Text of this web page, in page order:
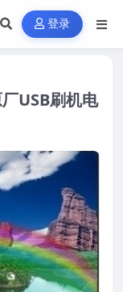
登录
USB刷机电